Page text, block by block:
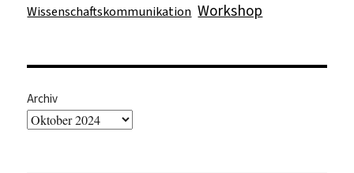
Wissenschaftskommunikation Workshop
Archiv